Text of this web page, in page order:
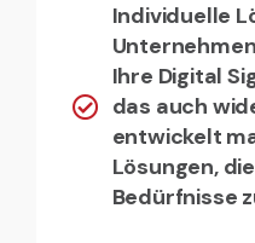
Individuelle
Ihre Digital
das auch
entwickelt
Lösungen,
Bedürfnisse